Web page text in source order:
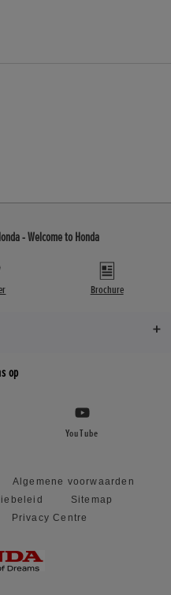
- Welcome to Honda
Brochure
op
YouTube
Algemene voorwaarden
Sitemap
Privacy Centre